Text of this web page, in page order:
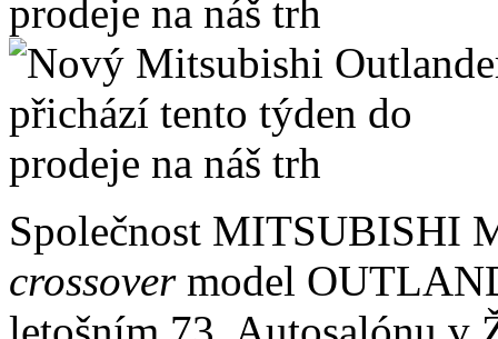
Společnost MITSUBISHI
crossover model